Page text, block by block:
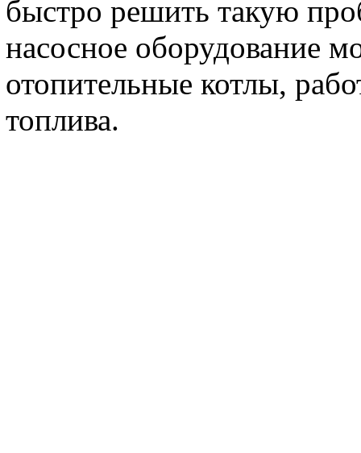
быстро решить такую
насосное оборудование
отопительные котлы,
топлива.